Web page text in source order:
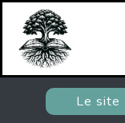
Le site